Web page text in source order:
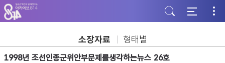
주
메
뉴
가
기
본
문
바
기
하
단
바
기
소장자료 형태별
1998년 조선인종군위안부문제를생각하는뉴스 26호